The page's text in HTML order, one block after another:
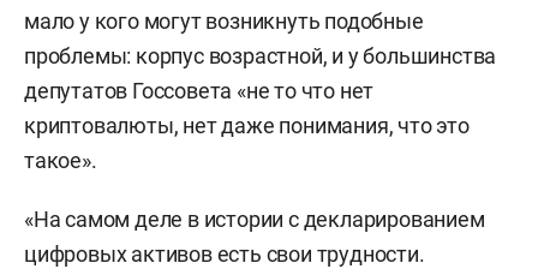
мало у кого могут возникнуть подобные
проблемы: корпус возрастной, и у большинства
депутатов Госсовета «не то что нет
криптовалюты, нет даже понимания, что это
такое».
«На самом деле в истории с декларированием
цифровых активов есть свои трудности.